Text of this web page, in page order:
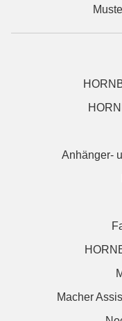
Anhänger-
Macher